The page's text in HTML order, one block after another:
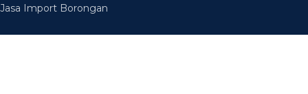
Jasa Import Borongan